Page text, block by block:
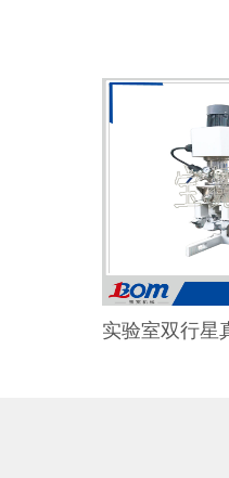
实验室双行星